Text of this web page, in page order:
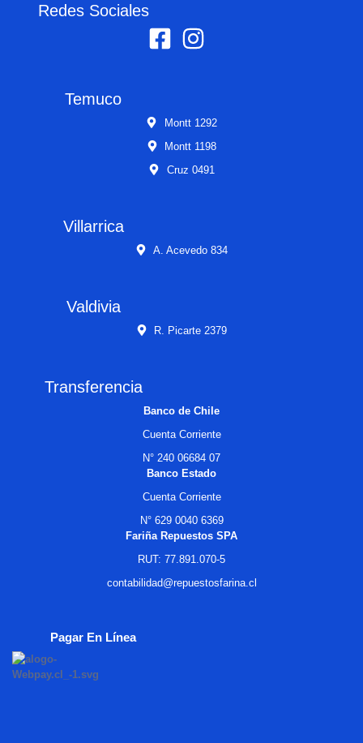
Redes Sociales
Temuco
Montt 1292
Montt 1198
Cruz 0491
Villarrica
A. Acevedo 834
Valdivia
R. Picarte 2379
Transferencia
Banco de Chile
Cuenta Corriente
N° 240 06684 07
Banco Estado
Cuenta Corriente
N° 629 0040 6369
Fariña Repuestos SPA
RUT: 77.891.070-5
contabilidad@repuestosfarina.cl
Pagar En Línea